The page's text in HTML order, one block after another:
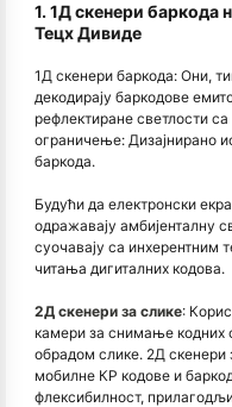
1. 1Д скенери баркода
Тецх Дивиде
1Д скенери баркода: Они,
декодирају баркодове
рефлектиране светлости
ограничење: Дизајнирано
баркода.
Будући да електронски
одражавају амбијенталну
суочавају са инхерентним
читања дигиталних кодова.
2Д скенери за слике:
камери за снимање кодних
обрадом слике. 2Д скенери
мобилне КР кодове и
флексибилност,